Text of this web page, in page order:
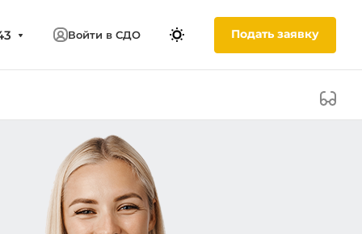
Войти в СДО Подать заявку